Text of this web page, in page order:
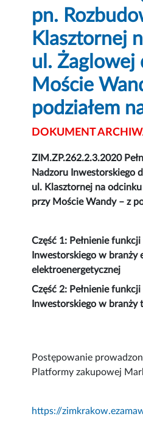
pn.
Klasztornej
ul. Żaglowej
Moście
podziałem
DOKUMENT
ZIM.ZP.262.2.3.2020
Nadzoru Inwestorskiego
ul. Klasztornej na
przy Moście Wandy – z
Część 1: Pełnienie
Inwestorskiego w branży
elektroenergetycznej
Część 2: Pełnienie
Inwestorskiego w branży
Postępowanie
Platformy zakupowej
https://